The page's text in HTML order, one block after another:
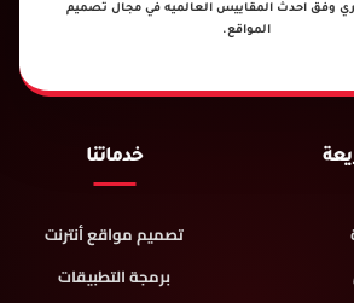
وفق احدث المقاييس العالميه في مجال تصميم
المواقع.
خدماتنا
تصميم مواقع أنترنت
برمجة التطبيقات